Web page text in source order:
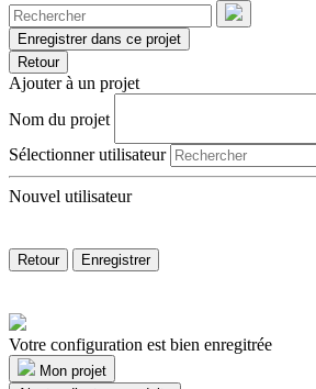
Enregistrer dans ce projet
Retour
Ajouter à un projet
Nom du projet
Sélectionner utilisateur
Nouvel utilisateur
Retour Enregistrer
Votre configuration est bien enregitrée
Mon projet